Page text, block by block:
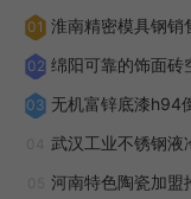
01 淮南精密模具钢销
02 绵阳可靠的饰面砖
03 无机富锌底漆h94
武汉工业不锈钢液
河南特色陶瓷加盟